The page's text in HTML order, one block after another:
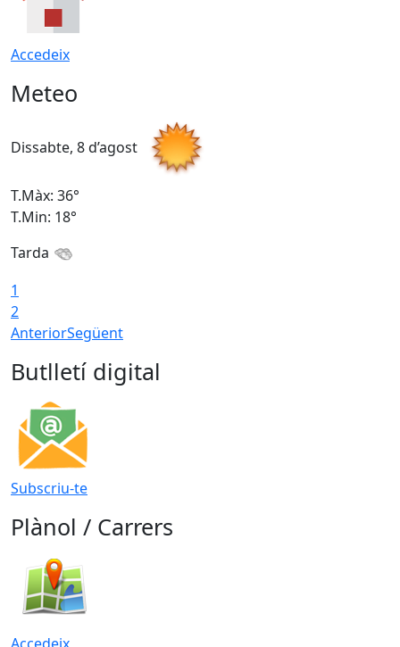
Accedeix
Meteo
Dissabte, 8 d’agost
T.Màx: 36°
T.Min: 18°
Tarda
1
2
AnteriorSegüent
Butlletí digital
Subscriu-te
Plànol / Carrers